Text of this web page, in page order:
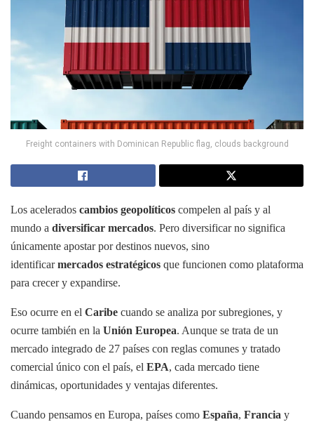
Freight containers with Dominican Republic flag, clouds background
Los acelerados cambios geopolíticos compelen al país y al
mundo a diversificar mercados. Pero diversificar no significa
únicamente apostar por destinos nuevos, sino
identificarmercados estratégicos que funcionen como plataforma
para crecer y expandirse.
Eso ocurre en el Caribe cuando se analiza por subregiones, y
ocurre también en la Unión Europea. Aunque se trata de un
mercado integrado de 27 países con reglas comunes y tratado
comercial único con el país, el EPA, cada mercado tiene
dinámicas, oportunidades y ventajas diferentes.
Cuando pensamos en Europa, países como España, Francia y